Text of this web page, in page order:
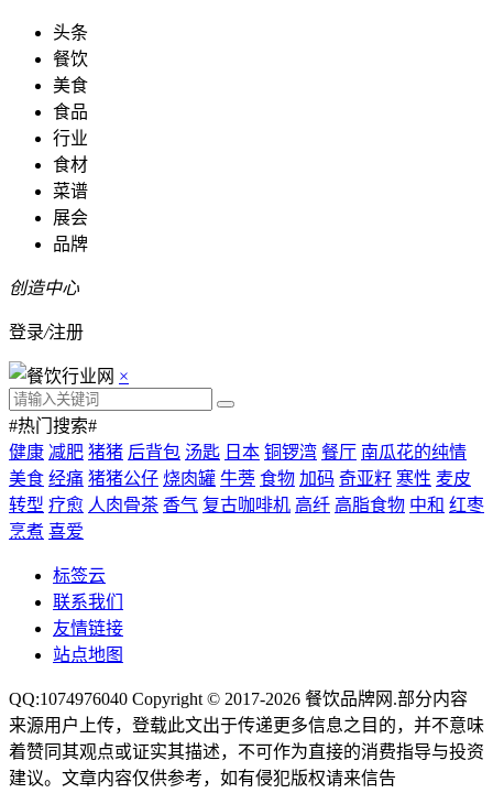
头条
餐饮
美食
食品
行业
食材
菜谱
展会
品牌
创造中心
登录/注册
×
#热门搜索#
健康 减肥 猪猪 后背包 汤匙 日本 铜锣湾 餐厅 南瓜花的纯情
美食 经痛 猪猪公仔 烧肉罐 牛蒡 食物 加码 奇亚籽 寒性 麦皮
转型 疗愈 人肉骨茶 香气 复古咖啡机 高纤 高脂食物 中和 红枣
烹煮 喜爱
标签云
联系我们
友情链接
站点地图
QQ:1074976040 Copyright © 2017-2026 餐饮品牌网 .部分内容
来源用户上传，登载此文出于传递更多信息之目的，并不意味
着赞同其观点或证实其描述，不可作为直接的消费指导与投资
建议。文章内容仅供参考，如有侵犯版权请来信告